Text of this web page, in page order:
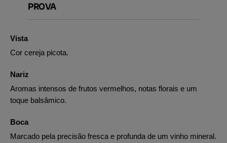
PROVA
Vista
Cor cereja picota.
Nariz
Aromas intensos de frutos vermelhos, notas florais e um
toque balsâmico.
Boca
Marcado pela precisão fresca e profunda de um vinho mineral.